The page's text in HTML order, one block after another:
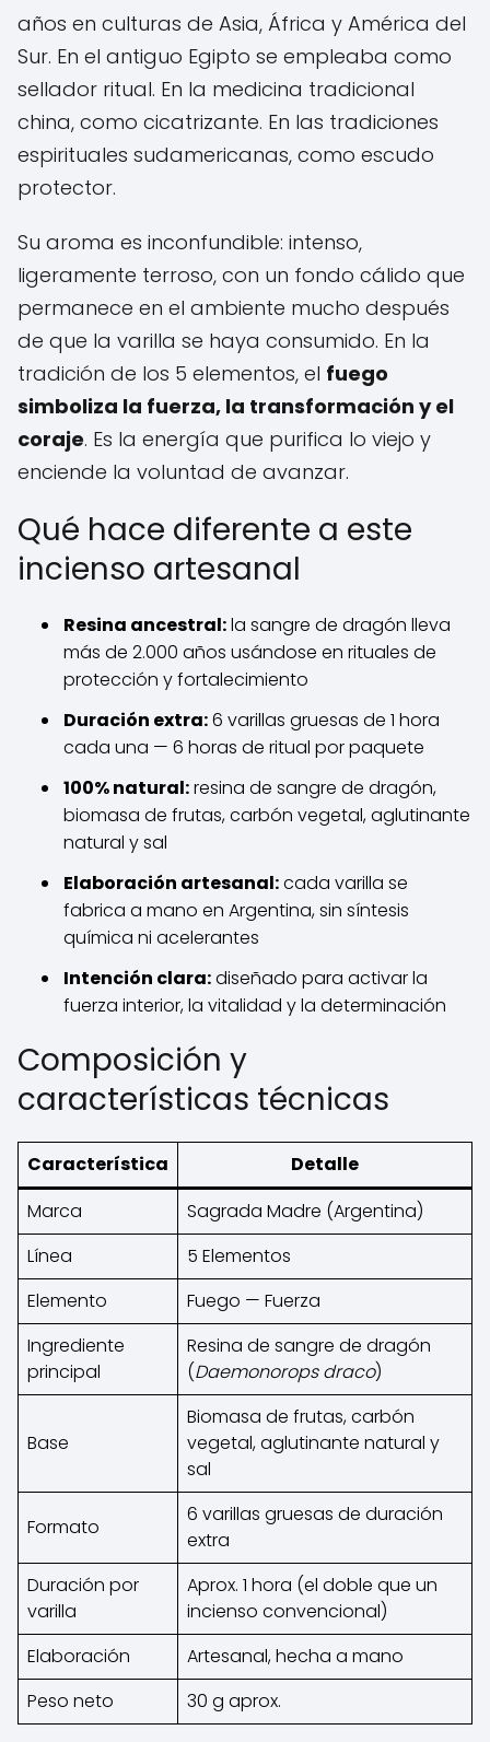
años en culturas de Asia, África y América del
Sur. En el antiguo Egipto se empleaba como
sellador ritual. En la medicina tradicional
china, como cicatrizante. En las tradiciones
espirituales sudamericanas, como escudo
protector.
Su aroma es inconfundible: intenso,
ligeramente terroso, con un fondo cálido que
permanece en el ambiente mucho después
de que la varilla se haya consumido. En la
tradición de los 5 elementos, el fuego
simboliza la fuerza, la transformación y el
coraje. Es la energía que purifica lo viejo y
enciende la voluntad de avanzar.
Qué hace diferente a este
incienso artesanal
Resina ancestral:la sangre de dragón lleva
más de 2.000 años usándose en rituales de
protección y fortalecimiento
Duración extra:6 varillas gruesas de 1 hora
cada una — 6 horas de ritual por paquete
100% natural:resina de sangre de dragón,
biomasa de frutas, carbón vegetal, aglutinante
natural y sal
Elaboración artesanal:cada varilla se
fabrica a mano en Argentina, sin síntesis
química ni acelerantes
Intención clara:diseñado para activar la
fuerza interior, la vitalidad y la determinación
Composición y
características técnicas
Característica
Detalle
Marca
Sagrada Madre (Argentina)
Línea
5 Elementos
Elemento
Fuego — Fuerza
Ingrediente
principal
Resina de sangre de dragón
(Daemonorops draco)
Base
Biomasa de frutas, carbón
vegetal, aglutinante natural y
sal
Formato
6 varillas gruesas de duración
extra
Duración por
varilla
Aprox. 1 hora (el doble que un
incienso convencional)
Elaboración
Artesanal, hecha a mano
Peso neto
30 g aprox.